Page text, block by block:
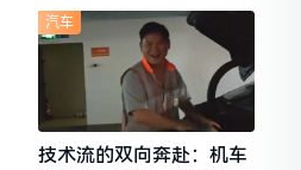
技术流的双向奔赴：机车
汽车